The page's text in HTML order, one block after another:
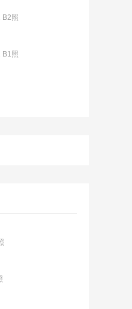
B2照
B1照